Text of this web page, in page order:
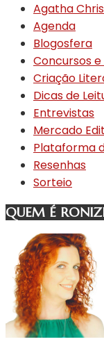
Agatha
Agenda
Blogosfera
Concursos
Criação
Dicas de
Entrevistas
Mercado
Plataforma
Resenhas
Sorteio
QUEM É